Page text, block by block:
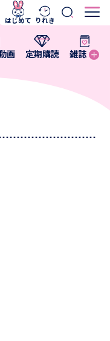
画 定期購読 雑誌
はじめて りれき